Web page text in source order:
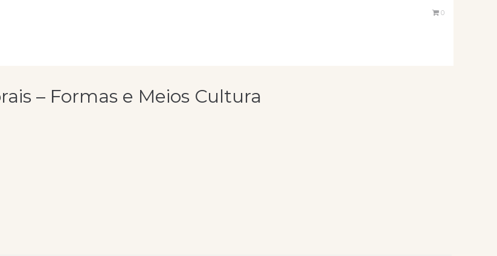
0
– Formas e Meios Cultura